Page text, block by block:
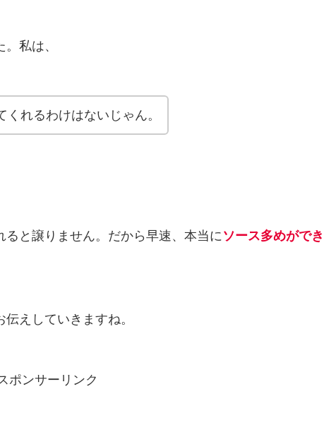
私は、
れるわけはないじゃん。
と譲りません。だから早速、本当に ソース多めができ
えしていきますね。
ポンサーリンク